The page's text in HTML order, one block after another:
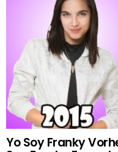
Yo Soy Franky